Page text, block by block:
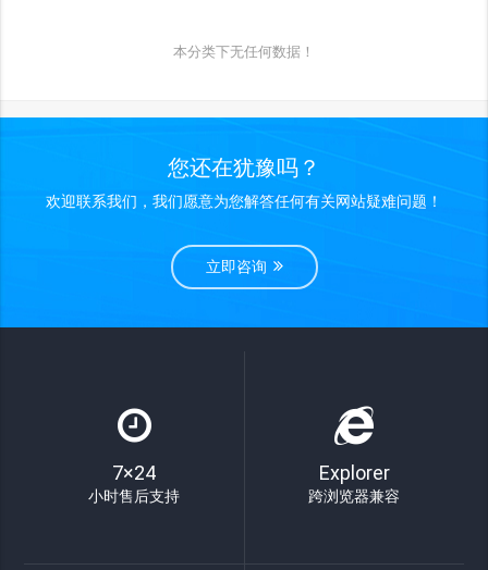
本分类下无任何数据！
您还在犹豫吗？
欢迎联系我们，我们愿意为您解答任何有关网站疑难问题！
立即咨询
7×24
小时售后支持
Explorer
跨浏览器兼容